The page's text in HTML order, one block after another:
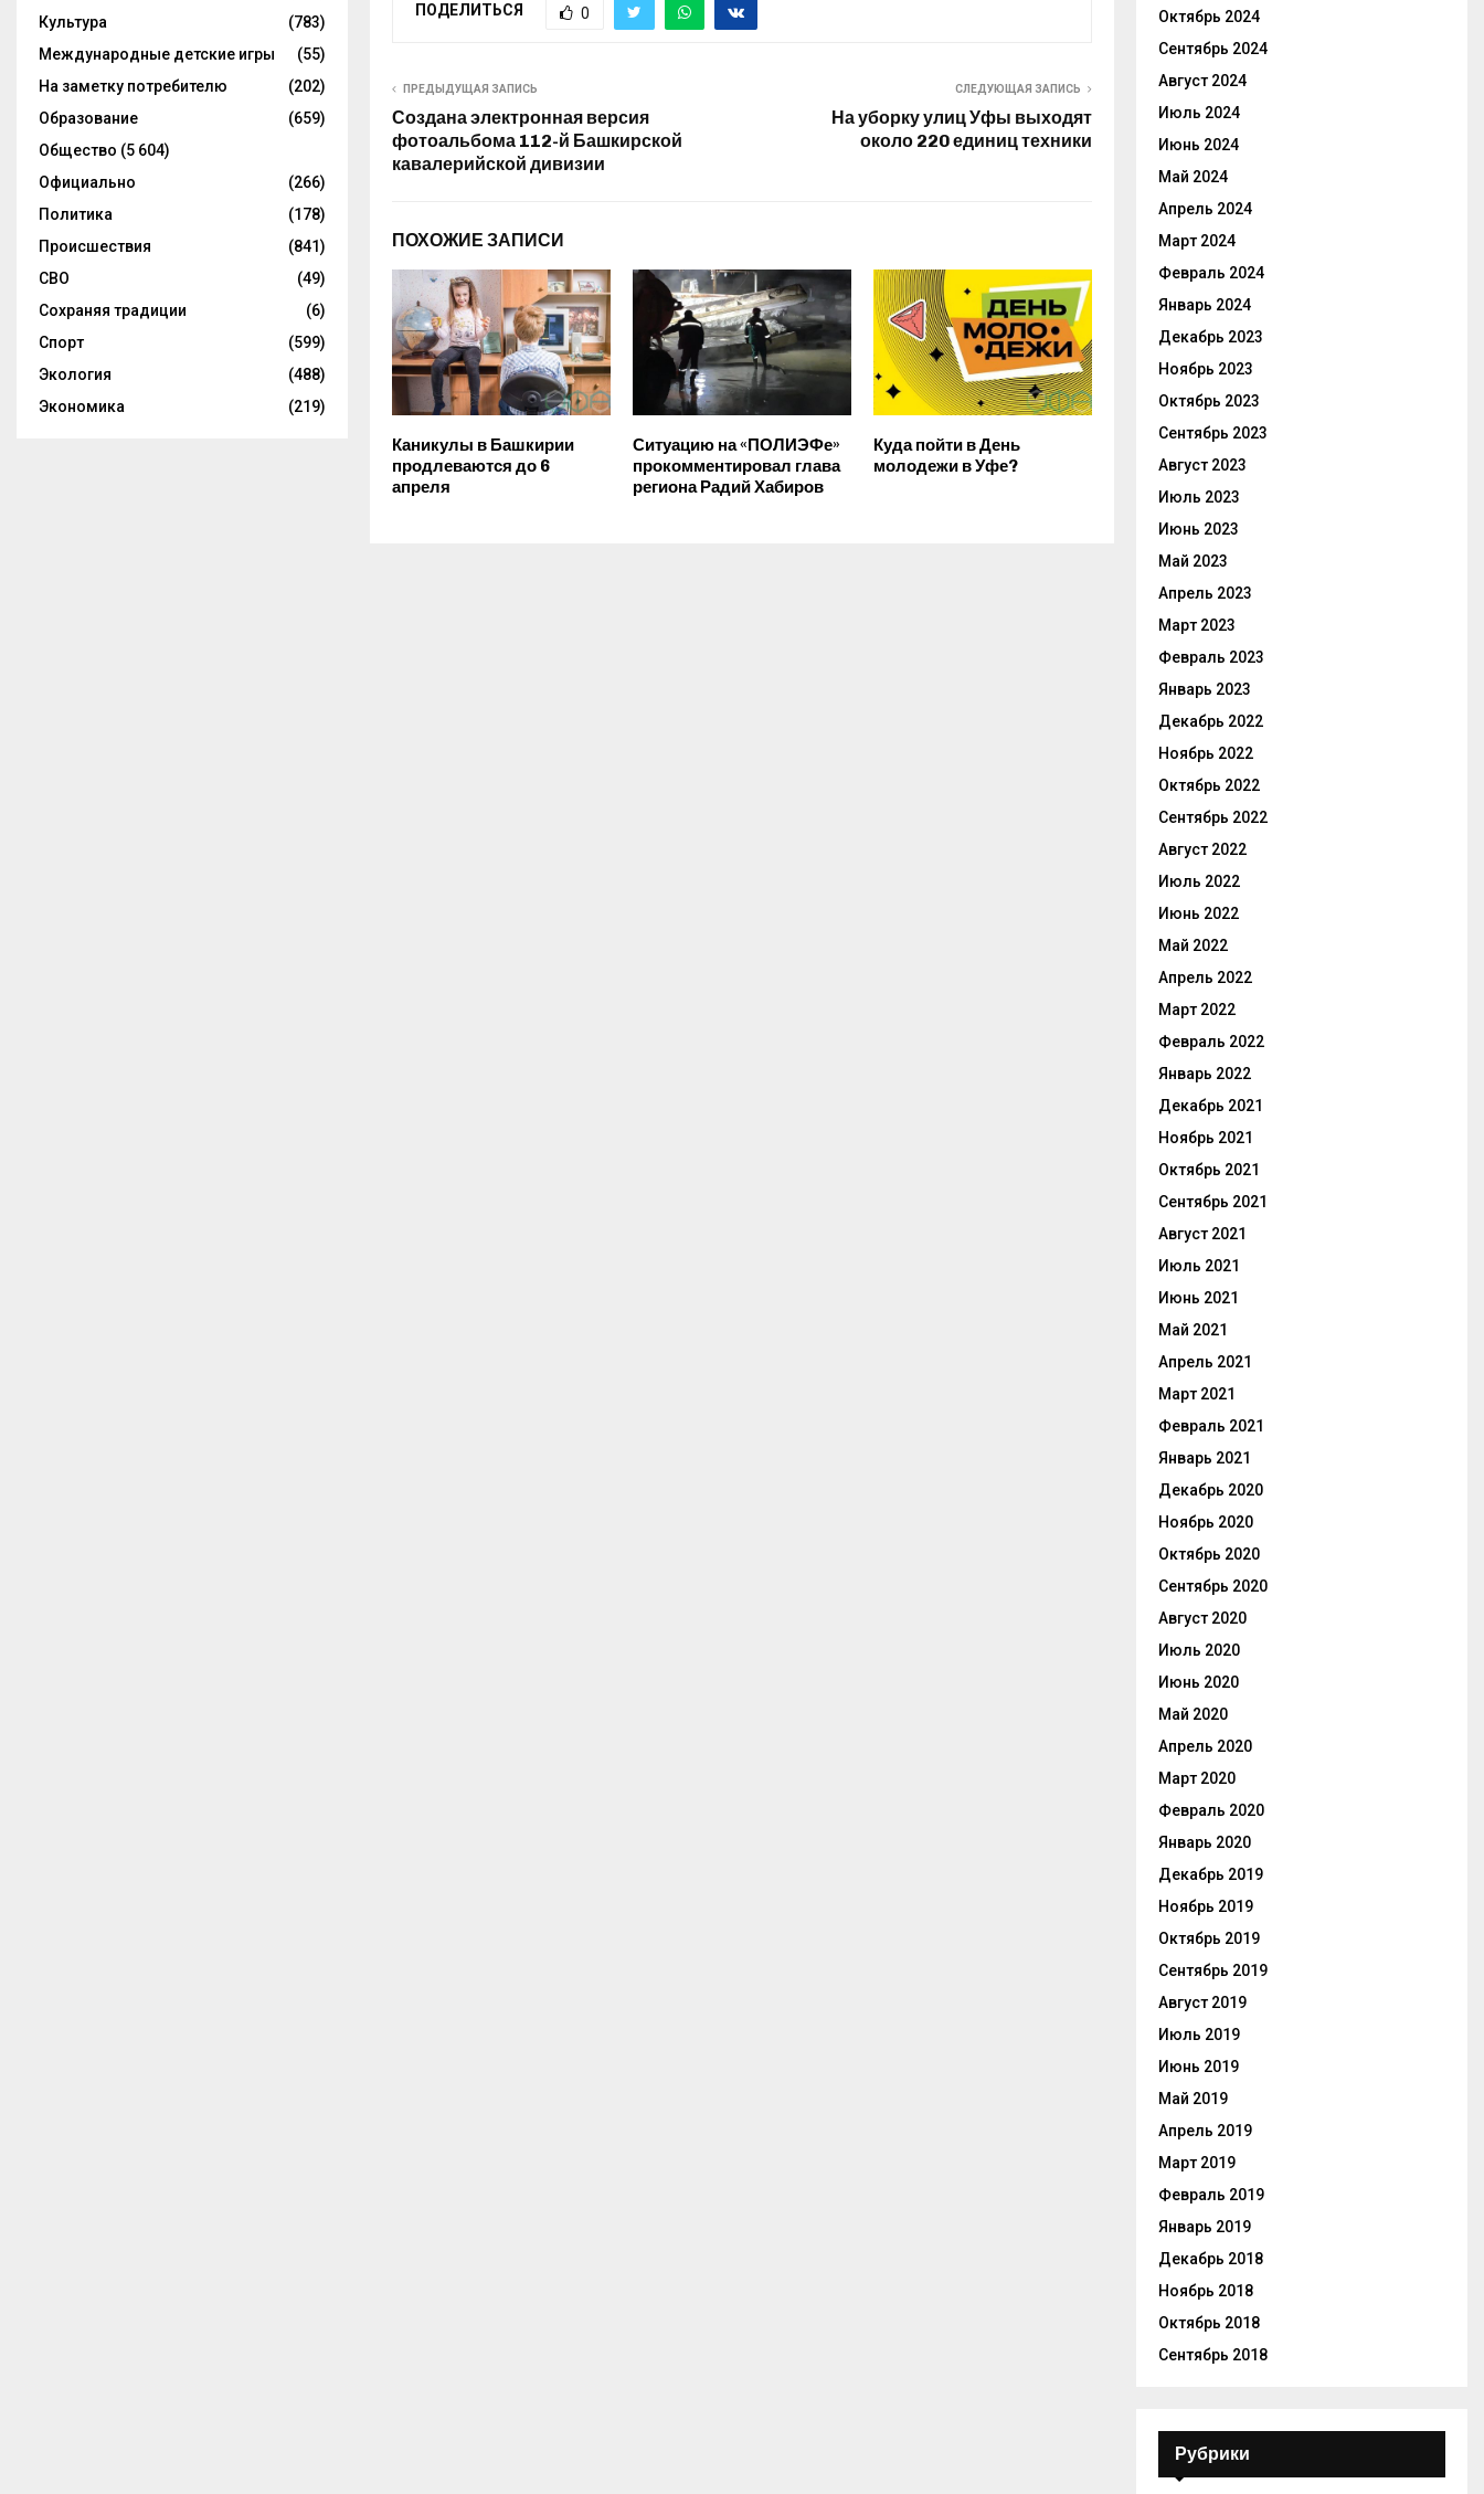
ПОДЕЛИТЬСЯ 0
ПРЕДЫДУЩАЯ ЗАПИСЬ
Создана электронная версия
фотоальбома 112-й Башкирской
кавалерийской дивизии
СЛЕДУЮЩАЯ ЗАПИСЬ
На уборку улиц Уфы выходят
около 220 единиц техники
ПОХОЖИЕ ЗАПИСИ
Каникулы в Башкирии
продлеваются до 6
апреля
Ситуацию на «ПОЛИЭФе»
прокомментировал глава
региона Радий Хабиров
Куда пойти в День
молодежи в Уфе?
Культура
(783)
Международные детские игры
(55)
На заметку потребителю
(202)
Образование
(659)
Общество (5 604)
Официально
(266)
Политика
(178)
Происшествия
(841)
СВО
(49)
Сохраняя традиции
(6)
Спорт
(599)
Экология
(488)
Экономика
(219)
Октябрь 2024
Сентябрь 2024
Август 2024
Июль 2024
Июнь 2024
Май 2024
Апрель 2024
Март 2024
Февраль 2024
Январь 2024
Декабрь 2023
Ноябрь 2023
Октябрь 2023
Сентябрь 2023
Август 2023
Июль 2023
Июнь 2023
Май 2023
Апрель 2023
Март 2023
Февраль 2023
Январь 2023
Декабрь 2022
Ноябрь 2022
Октябрь 2022
Сентябрь 2022
Август 2022
Июль 2022
Июнь 2022
Май 2022
Апрель 2022
Март 2022
Февраль 2022
Январь 2022
Декабрь 2021
Ноябрь 2021
Октябрь 2021
Сентябрь 2021
Август 2021
Июль 2021
Июнь 2021
Май 2021
Апрель 2021
Март 2021
Февраль 2021
Январь 2021
Декабрь 2020
Ноябрь 2020
Октябрь 2020
Сентябрь 2020
Август 2020
Июль 2020
Июнь 2020
Май 2020
Апрель 2020
Март 2020
Февраль 2020
Январь 2020
Декабрь 2019
Ноябрь 2019
Октябрь 2019
Сентябрь 2019
Август 2019
Июль 2019
Июнь 2019
Май 2019
Апрель 2019
Март 2019
Февраль 2019
Январь 2019
Декабрь 2018
Ноябрь 2018
Октябрь 2018
Сентябрь 2018
Рубрики